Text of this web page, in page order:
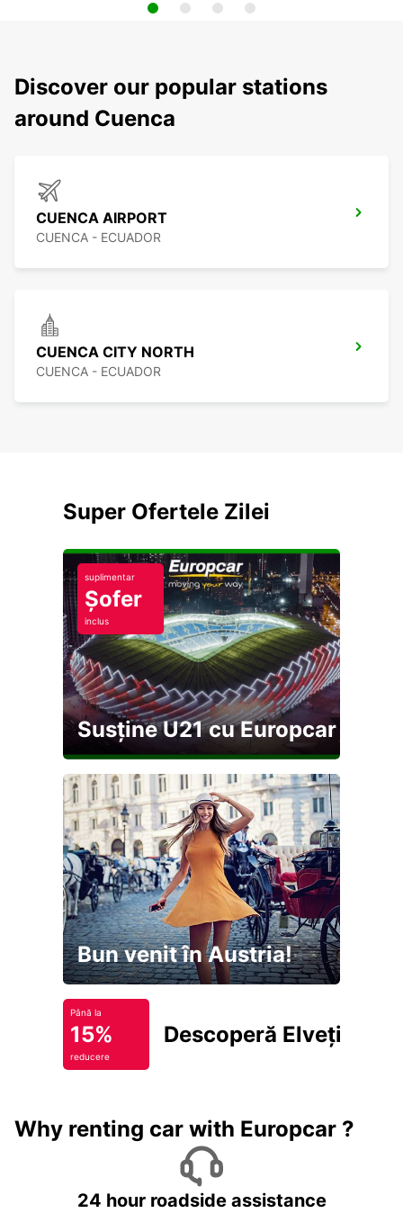
Discover our popular stations
around Cuenca
CUENCA AIRPORT
CUENCA - ECUADOR
CUENCA CITY NORTH
CUENCA - ECUADOR
Super Ofertele Zilei
suplimentar
Șofer
inclus
Susține U21 cu Europcar
Bun venit în Austria!
Până la
15%
reducere
Descoperă Elveția
Why renting car with Europcar ?
24 hour roadside assistance